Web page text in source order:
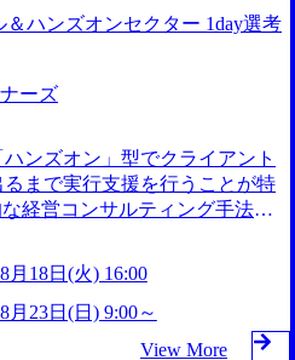
平均を上回る実績を持ち、女
年12月時点）とフレキシブルな
水) 19:00～20:40(予定) 2026年8
トでは、 関西TfLSの組織説明
価値を創出しているのか」を具
におけるコンサル・エンジニ
ある方は、ぜひご参加くださ
をされている方も、そうでな
っと知りたい方、TfLSの現場
関西Uターンを考えられている
を考えるきっかけとして是非ご
社 渋谷オフィス (東京都渋谷
、ご
参加をお断りさせていただきま
ております
受験費用補助などの資格取得
らえるメンター制度などの業務
。 PMP®（プロジェクトマネジ
）受験サポート PMP資格に合
量的に認定するための単位をM
ことが出来ます。 CAPM アジ
その他社外の有償研修 U
学習できる有償プランに加入し
負担致します。 ナレッジコン
のナレッジに関する疑問、質
＆ハンズオンセクター 1day選考
ーズ
ンズオン」型でクライアント
まで実行支援を行うことが特
経営コンサルティング手法と
は東証一部（現東証プライ
ンサルティングにおいて実現
酬のビジネスモデルは、コンサ
が先行してリスクを取り、人件
月18日(火) 16:00
月23日(日) 9:00～
View More